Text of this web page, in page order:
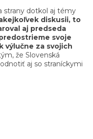
strany dotkol aj témy
diskusii, to
aj predseda
svoje
výlučne za svojich
že Slovenská
aj so straníckymi